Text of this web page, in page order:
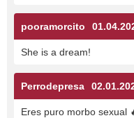
pooramorcito
She is a dream!
Perrodepresa
Eres puro morbo sexual